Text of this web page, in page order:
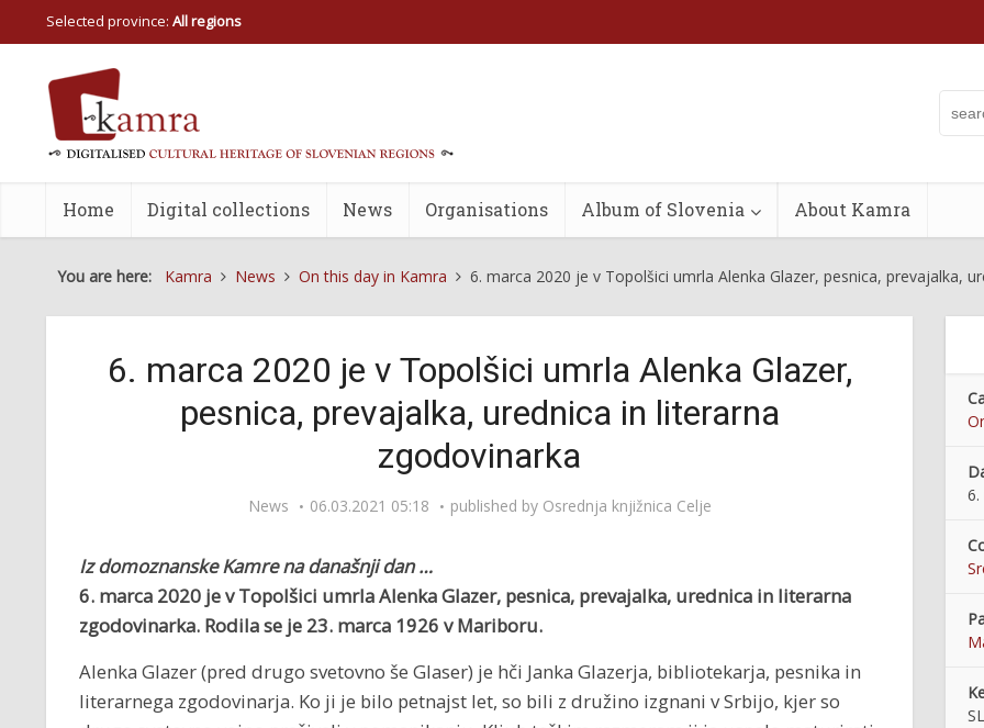
Selected province: All regions
Home Digital collections News Organisations Album of Slovenia About Kamra
You are here: Kamra News On this day in Kamra 6. marca 2020 je v Topolšici umrla Alenka Glazer, pesnica, prevajalka,
6. marca 2020 je v Topolšici umrla Alenka Glazer,
pesnica, prevajalka, urednica in literarna
zgodovinarka
News 06.03.2021 05:18 published by Osrednja knjižnica Celje
Iz domoznanske Kamre na današnji dan …
6. marca 2020 je v Topolšici umrla Alenka Glazer, pesnica, prevajalka, urednica in literarna
zgodovinarka. Rodila se je 23. marca 1926 v Mariboru.
Alenka Glazer (pred drugo svetovno še Glaser) je hči Janka Glazerja, bibliotekarja, pesnika in
literarnega zgodovinarja. Ko ji je bilo petnajst let, so bili z družino izgnani v Srbijo, kjer so
6.